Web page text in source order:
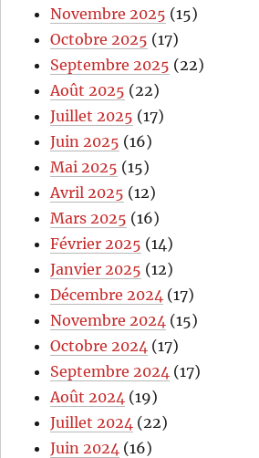
Novembre 2025 (15)
Octobre 2025 (17)
Septembre 2025 (22)
Août 2025 (22)
Juillet 2025 (17)
Juin 2025 (16)
Mai 2025 (15)
Avril 2025 (12)
Mars 2025 (16)
Février 2025 (14)
Janvier 2025 (12)
Décembre 2024 (17)
Novembre 2024 (15)
Octobre 2024 (17)
Septembre 2024 (17)
Août 2024 (19)
Juillet 2024 (22)
Juin 2024 (16)